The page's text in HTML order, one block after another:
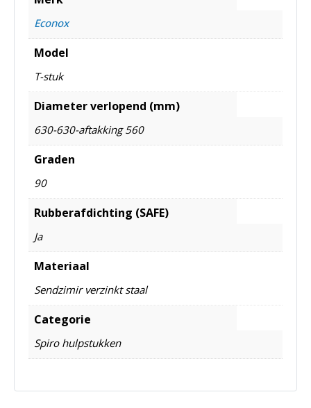
Econox
Model
T-stuk
Diameter verlopend (mm)
630-630-aftakking 560
Graden
90
Rubberafdichting (SAFE)
Ja
Materiaal
Sendzimir verzinkt staal
Categorie
Spiro hulpstukken